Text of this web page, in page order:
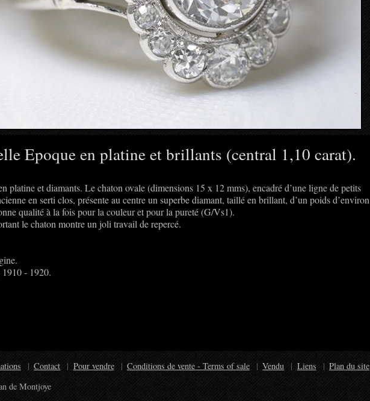
Epoque en platine et brillants (central 1,10 carat).
platine et diamants. Le chaton ovale (dimensions 15 x 12 mms), encadré d’une ligne de petits
en serti clos, présente au centre un superbe diamant, taillé en brillant, d’un poids d’environ
qualité à la fois pour la couleur et pour la pureté (G/Vs1).
le chaton montre un joli travail de repercé.
- 1920.
Contact Pour vendre Conditions de vente - Terms of sale Vendu Liens
Plan du site
de Montjoye